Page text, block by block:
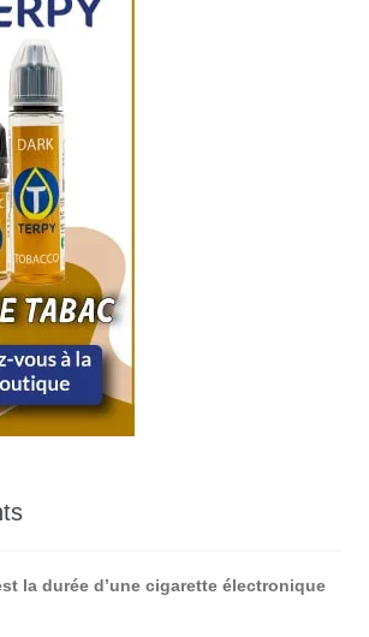
la durée d’une cigarette électronique